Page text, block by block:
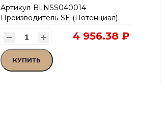
Артикул BLNSS040014
Производитель SE (Потенциал)
4 956.38 ₽
КУПИТЬ